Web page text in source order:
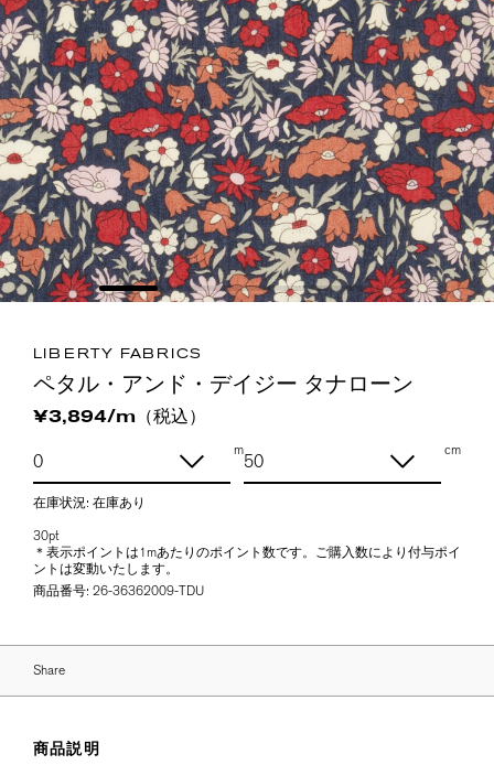
LIBERTY FABRICS
ペタル・アンド・デイジー タナローン
¥3,894/m（税込）
m cm
在庫状況: 在庫あり
30pt
＊表示ポイントは1mあたりのポイント数です。ご購入数により付与ポイ
ントは変動いたします。
商品番号: 26-36362009-TDU
Share
商品説明